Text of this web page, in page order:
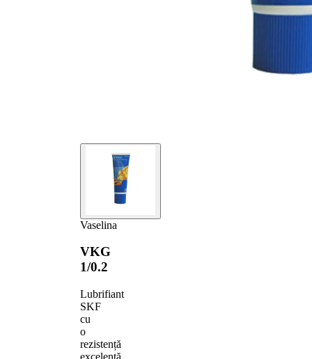
Vaselina
VKG
1/0.2
Lubrifiant
SKF
cu
o
rezistență
excelentă